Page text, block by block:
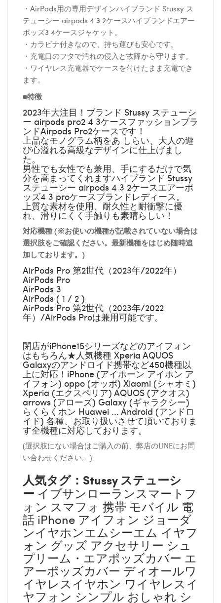
・AirPods用の専用デザインハイブランド Stussy ス
テューシー airpods 4 3 2ケースハイブランドエアー
ポッズ3 4ケースジャケット。
・カラビナ付きなので、持ち運びも安心です。
・充電口のフタで汚れの侵入と故障から守ります。
・ワイヤレス充電器でケースを付けたまま充電でき
ます。
■特徴
2023年大注目！ブランド Stussy ステューシ
ー airpods pro2 4 3ケースファッションブラ
ンドAirpods Pro2ケースです！
上品なモノグラム柄をあ しらい、大人の遊
び心溢れる高級なデザインに仕上げまし
た。
男性でも女性でも兼用、手にするだけで気
分を高まってくれますハイブランド Stussy
ステューシー airpods 4 3 2ケースエアーポ
ッズ4 3 proケースブランドレディース。
上質な素材を使用、耐久性と耐衝撃に優
れ、滑りにくく手触りも素晴らしい！
対応機種 (※お使いの機種が記載されていない場合は
選択肢をご確認ください。最新機種をはじめ随時追
加しております。)
AirPods Pro 第2世代（2023年/2022年）
AirPods Pro
AirPods 3
AirPods ( 1 / 2 )
AirPods Pro 第2世代（2023年/2022
年）/AirPods Proは兼用可能です。
閉店がiPhone15シリーズなどのアイフォン
はもちろん★人気機種 Xperia AQUOS
Galaxyのアンドロイド携帯など450機種以
上に対応！iPhone (アイホーン アイホン ア
イフォン) oppo (オッポ) Xiaomi (シャオミ)
Xperia (エクスペリア) AQUOS (アクオス)
arrows (アローズ) Galaxy (ギャラクシー)
らくらくホン Huawei ... Android (アンドロ
イド) 各種、お取り扱いさせて頂いておりま
す全機種に対応しております。
(選択肢にない場合はご購入の前、弊店のLINEにお問
い合わせください。)
人気タグ： Stussy ステューシ
ー イブサンローランスマートフ
ォン スマフォ 携帯 モバイル 電
話 iPhone アイフォン ジョーダ
ンイヤホンエムシーエム イヤフ
ォン グッズ アクセサリー シュ
プリーム・エアポッズカバー エ
アーポッズカバー ディオールワ
イヤレスイヤホン ワイヤレスイ
ヤフォン シンプル おしゃれ シ